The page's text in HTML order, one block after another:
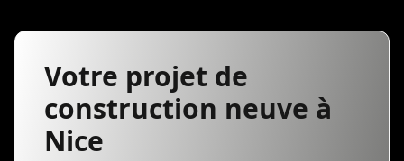
Votre projet de
construction neuve à
Nice